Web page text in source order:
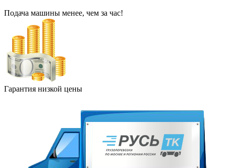
Подача машины менее, чем за час!
Гарантия низкой цены